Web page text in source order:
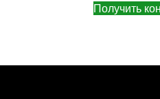
Получить